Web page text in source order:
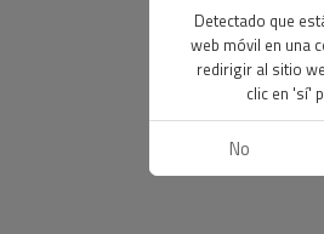
Detectado que
web móvil en una
redirigir al sitio
clic en 'sí'
No